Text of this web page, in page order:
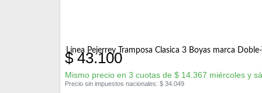
Línea Pejerrey Tramposa Clasica 3 Boyas marca Doble-T
$43.100
Mismo precio en 3 cuotas de $ 14.367 miércoles y
Precio sin impuestos nacionales: $ 34.049